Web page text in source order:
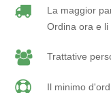
La maggior
Ordina ora e li
Trattative
Il minimo